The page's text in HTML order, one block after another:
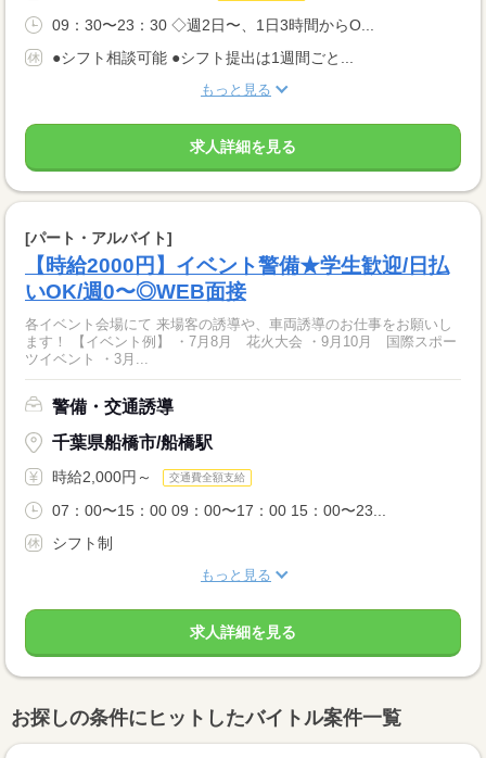
09：30〜23：30 ◇週2日〜、1日3時間からO...
●シフト相談可能 ●シフト提出は1週間ごと...
もっと見る
求人詳細を見る
[パート・アルバイト]
【時給2000円】イベント警備★学生歓迎/日払
いOK/週0〜◎WEB面接
各イベント会場にて 来場客の誘導や、車両誘導のお仕事をお願いし
ます！ 【イベント例】 ・7月8月 花火大会 ・9月10月 国際スポー
ツイベント ・3月...
警備・交通誘導
千葉県船橋市/船橋駅
時給2,000円～ 交通費全額支給
07：00〜15：00 09：00〜17：00 15：00〜23...
シフト制
もっと見る
求人詳細を見る
お探しの条件にヒットしたバイトル案件一覧